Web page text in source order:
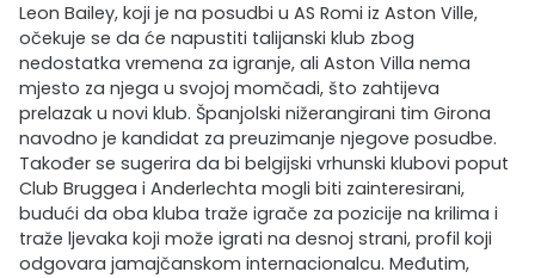
Leon Bailey, koji je na posudbi u AS Romi iz Aston Ville,
očekuje se da će napustiti talijanski klub zbog
nedostatka vremena za igranje, ali Aston Villa nema
mjesto za njega u svojoj momčadi, što zahtijeva
prelazak u novi klub. Španjolski nižerangirani tim Girona
navodno je kandidat za preuzimanje njegove posudbe.
Također se sugerira da bi belgijski vrhunski klubovi poput
Club Bruggea i Anderlechta mogli biti zainteresirani,
budući da oba kluba traže igrače za pozicije na krilima i
traže ljevaka koji može igrati na desnoj strani, profil koji
odgovara jamajčanskom internacionalcu. Međutim,